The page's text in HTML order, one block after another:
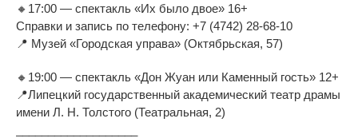
🔸 17:00 — спектакль «Их было двое» 16+
Справки и запись по телефону: +7 (4742) 28-68-10
📍 Музей «Городская управа» (Октябрьская, 57)
🔸 19:00 — спектакль «Дон Жуан или Каменный гость» 12+
📍Липецкий государственный академический театр драмы
имени Л. Н. Толстого (Театральная, 2)